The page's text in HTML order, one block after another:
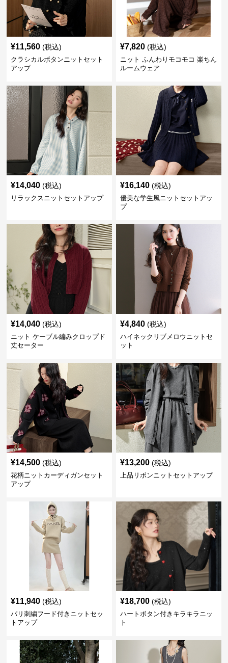
¥11,560 (税込)
クラシカルボタンニットセット
アップ
¥7,820 (税込)
ニット ふんわりモコモコ 楽ちん
ルームウェア
¥14,040 (税込)
リラックスニットセットアップ
¥16,140 (税込)
優美な学生風ニットセットアッ
プ
¥14,040 (税込)
ニット ケーブル編みクロップド
丈セーター
¥4,840 (税込)
ハイネックリブメロウニットセ
ット
¥14,500 (税込)
花柄ニットカーディガンセット
アップ
¥13,200 (税込)
上品リボンニットセットアップ
¥11,940 (税込)
パリ刺繍フード付きニットセッ
トアップ
¥18,700 (税込)
ハートボタン付きキラキラニッ
ト